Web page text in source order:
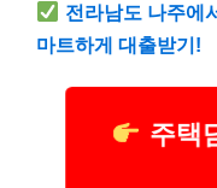
전라남도 나주에
마트하게 대출받기!
주택